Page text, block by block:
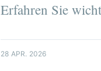
Erfahren Sie
28 APR. 2026